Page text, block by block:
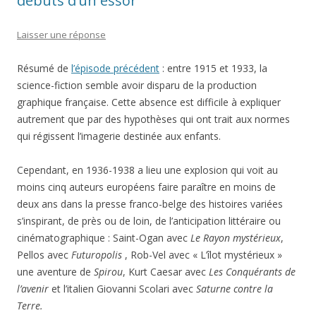
Laisser une réponse
Résumé de l’épisode précédent : entre 1915 et 1933, la
science-fiction semble avoir disparu de la production
graphique française. Cette absence est difficile à expliquer
autrement que par des hypothèses qui ont trait aux normes
qui régissent l’imagerie destinée aux enfants.
Cependant, en 1936-1938 a lieu une explosion qui voit au
moins cinq auteurs européens faire paraître en moins de
deux ans dans la presse franco-belge des histoires variées
s’inspirant, de près ou de loin, de l’anticipation littéraire ou
cinématographique : Saint-Ogan avec Le Rayon mystérieux,
Pellos avec Futuropolis , Rob-Vel avec « L’îlot mystérieux »
une aventure de Spirou, Kurt Caesar avec Les Conquérants de
l’avenir et l’italien Giovanni Scolari avec Saturne contre la
Terre.